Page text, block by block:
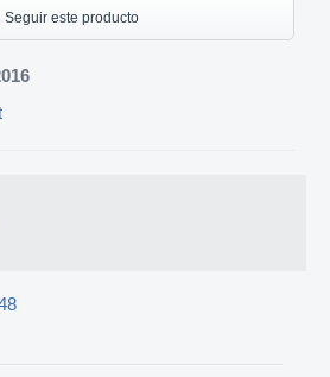
Seguir este producto